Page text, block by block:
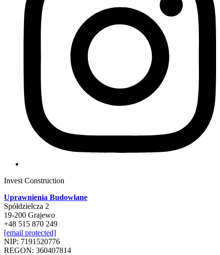
Invest Construction
Uprawnienia Budowlane
Spółdzielcza 2
19-200 Grajewo
+48 515 870 249
[email protected]
NIP: 7191520776
REGON: 360407814